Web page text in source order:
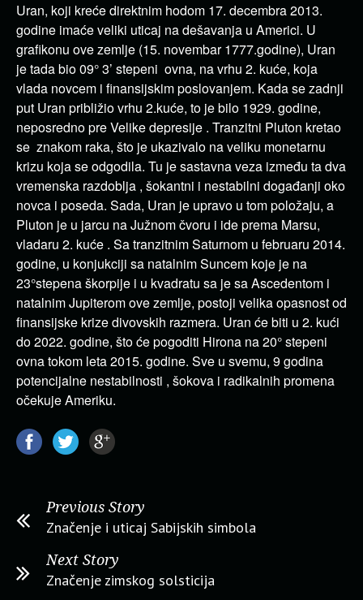
Uran, koji kreće direktnim hodom 17. decembra 2013.
godine imaće veliki uticaj na dešavanja u Americi. U
grafikonu ove zemlje (15. novembar 1777.godine), Uran
je tada bio 09° 3’ stepeni ovna, na vrhu 2. kuće, koja
vlada novcem i finansijskim poslovanjem. Kada se zadnji
put Uran približio vrhu 2.kuće, to je bilo 1929. godine,
neposredno pre Velike depresije . Tranzitni Pluton kretao
se znakom raka, što je ukazivalo na veliku monetarnu
krizu koja se odgodila. Tu je sastavna veza između ta dva
vremenska razdoblja , šokantni i nestabilni događanji oko
novca i poseda. Sada, Uran je upravo u tom položaju, a
Pluton je u jarcu na Južnom čvoru i ide prema Marsu,
vladaru 2. kuće . Sa tranzitnim Saturnom u februaru 2014.
godine, u konjukciji sa natalnim Suncem koje je na
23°stepena škorpije i u kvadratu sa je sa Ascedentom i
natalnim Jupiterom ove zemlje, postoji velika opasnost od
finansijske krize divovskih razmera. Uran će biti u 2. kući
do 2022. godine, što će pogoditi Hirona na 20° stepeni
ovna tokom leta 2015. godine. Sve u svemu, 9 godina
potencijalne nestabilnosti , šokova i radikalnih promena
očekuje Ameriku.
Previous Story
Značenje i uticaj Sabijskih simbola
Next Story
Značenje zimskog solsticija